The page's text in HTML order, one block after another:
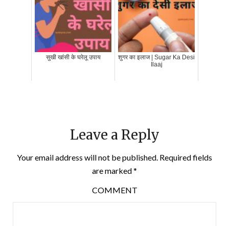
सुखी खांसी के घरेलू उपाय
शुगर का इलाज | Sugar Ka Desi
Ilaaj
Leave a Reply
Your email address will not be published. Required fields
are marked*
COMMENT